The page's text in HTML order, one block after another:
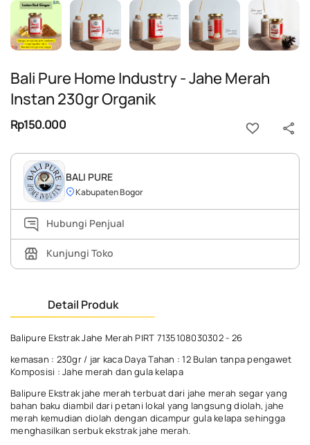
Bali Pure Home Industry - Jahe Merah
Instan 230gr Organik
Rp150.000
BALI PURE
Kabupaten Bogor
Hubungi Penjual
Kunjungi Toko
Detail Produk
Balipure Ekstrak Jahe Merah PIRT 7135108030302 - 26
kemasan : 230gr / jar kaca Daya Tahan : 12 Bulan tanpa pengawet
Komposisi : Jahe merah dan gula kelapa
Balipure Ekstrak jahe merah terbuat dari jahe merah segar yang
bahan baku diambil dari petani lokal yang langsung diolah, jahe
merah kemudian diolah dengan dicampur gula kelapa sehingga
menghasilkan serbuk ekstrak jahe merah.